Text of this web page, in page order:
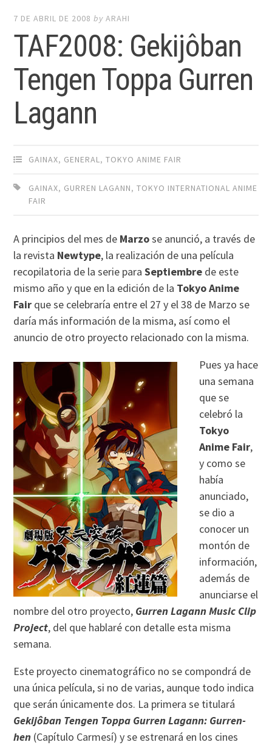
7 DE ABRIL DE 2008 byARAHI
TAF2008: Gekijôban
Tengen Toppa Gurren
Lagann
GAINAX, GENERAL,TOKYO ANIME FAIR
GAINAX, GURREN LAGANN,TOKYO INTERNATIONAL ANIME
FAIR
A principios del mes de Marzose anunció, a través de
la revista Newtype, la realización de una película
recopilatoria de la serie paraSeptiembre de este
mismo año y que en la edición de la Tokyo Anime
Fair que se celebraría entre el 27 y el 38 de Marzo se
daría más información de la misma, así como el
anuncio de otro proyecto relacionado con la misma.
Pues ya hace
una semana
que se
celebró la
Tokyo
Anime Fair,
y como se
había
anunciado,
se dio a
conocer un
montón de
información,
además de
anunciarse el
nombre del otro proyecto, Gurren Lagann Music Clip
Project, del que hablaré con detalle esta misma
semana.
Este proyecto cinematográfico no se compondrá de
una única película, si no de varias, aunque todo indica
que serán únicamente dos. La primera se titulará
Gekijôban Tengen Toppa Gurren Lagann: Gurren-
hen (Capítulo Carmesí) y se estrenará en los cines